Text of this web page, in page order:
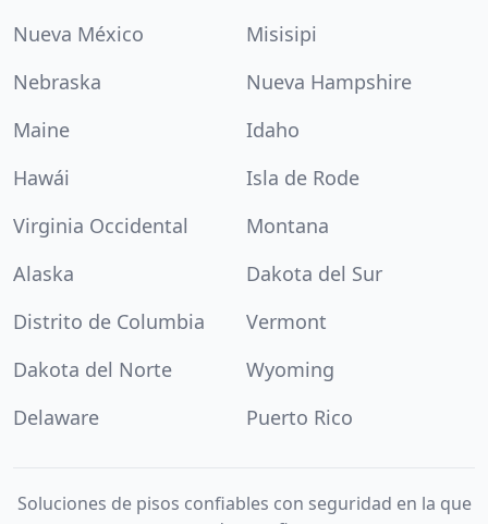
Nueva México
Misisipi
Nebraska
Nueva Hampshire
Maine
Idaho
Hawái
Isla de Rode
Virginia Occidental
Montana
Alaska
Dakota del Sur
Distrito de Columbia
Vermont
Dakota del Norte
Wyoming
Delaware
Puerto Rico
Soluciones de pisos confiables con seguridad en la que